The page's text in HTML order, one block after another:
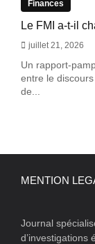
Finances
Le FMI a-t-il
juillet 21, 2026
Un rapport-
entre le
de...
MENTION
Journal
d’investigations